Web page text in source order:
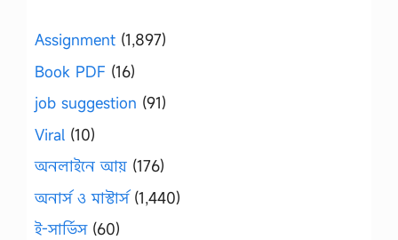
Assignment (1,897)
Book PDF (16)
job suggestion (91)
Viral (10)
অনলাইনে আয় (176)
অনার্স ও মাস্টার্স(1,440)
ই-সার্ভিস(60)